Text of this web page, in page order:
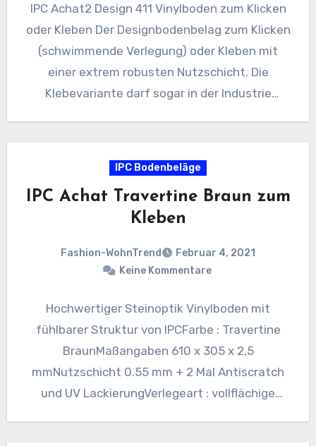
IPC Achat2 Design 411 Vinylboden zum Klicken
oder Kleben Der Designbodenbelag zum Klicken
(schwimmende Verlegung) oder Kleben mit
einer extrem robusten Nutzschicht. Die
Klebevariante darf sogar in der Industrie
IPC Bodenbeläge
IPC Achat Travertine Braun zum
Kleben
Fashion-WohnTrend
Februar 4, 2021
Keine Kommentare
Hochwertiger Steinoptik Vinylboden mit
fühlbarer Struktur von IPCFarbe : Travertine
BraunMaßangaben 610 x 305 x 2,5
mmNutzschicht 0.55 mm + 2 Mal Antiscratch
und UV LackierungVerlegeart : vollflächige